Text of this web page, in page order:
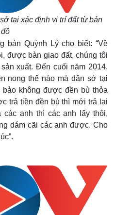
tại xác định vị trí đất từ bản
đồ
bản Quỳnh Lỷ cho biết: “Về
được bàn giao đất, chúng tôi
xuất. Đến cuối năm 2014,
nong thế nào mà dân sở tại
không được đền bù thỏa
trả tiền đền bù thì mới trả lại
anh thì các anh lấy thôi,
dám cãi các anh được. Cho